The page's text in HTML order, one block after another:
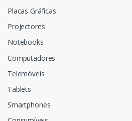
Placas Gráficas
Projectores
Notebooks
Computadores
Telemóveis
Tablets
Smartphones